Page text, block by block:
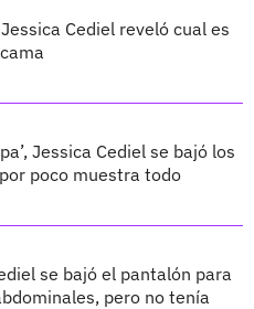
Cediel reveló cual es
Jessica Cediel se bajó los
poco muestra todo
se bajó el pantalón para
pero no tenía